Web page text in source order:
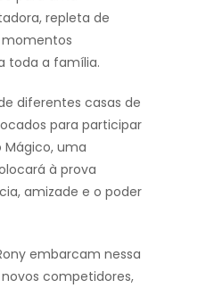
repleta de
toda a família.
diferentes casas de
para participar
Mágico, uma
à prova
amizade e o poder
embarcam nessa
competidores,